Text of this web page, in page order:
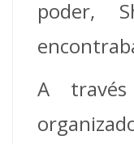
poder,
A